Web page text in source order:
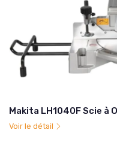
Makita LH1040F Scie à
Voir le détail